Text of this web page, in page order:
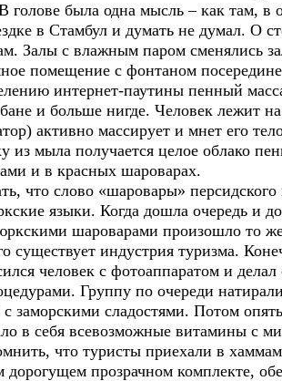
голове была одна мысль – как там,
в Стамбул и думать не думал. О
с влажным паром сменялись
помещение с фонтаном
интернет-паутины пенный
и больше нигде. Человек лежит
активно массирует и мнет его
из мыла получается целое облако
и в красных шароварах.
что слово «шаровары»
языки. Когда дошла очередь и
шароварами произошло то
существует индустрия туризма.
человек с фотоаппаратом и
Группу по очереди
заморскими сладостями. Потом
в себя всевозможные витамины с
что туристы приехали в
дорогущем прозрачном комплекте,